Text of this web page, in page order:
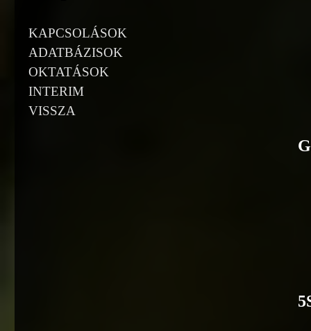
KAPCSOLÁSOK
ADATBÁZISOK
OKTATÁSOK
INTERIM
VISSZA